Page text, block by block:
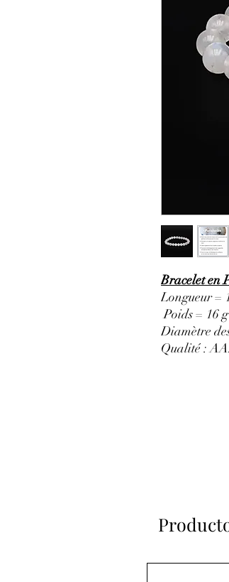
Bracelet en
Longueur =
Poids = 16
Diamètre
Qualité : AA.